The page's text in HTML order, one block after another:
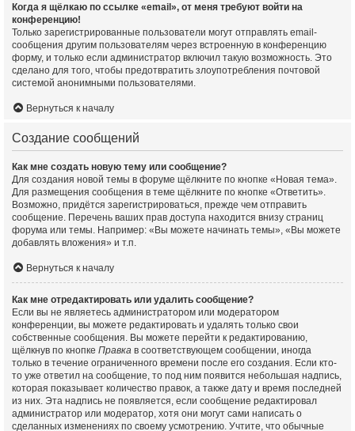
Когда я щёлкаю по ссылке «email», от меня требуют войти на
конференцию!
Только зарегистрированные пользователи могут отправлять email-
сообщения другим пользователям через встроенную в конференцию
форму, и только если администратор включил такую возможность. Это
сделано для того, чтобы предотвратить злоупотребления почтовой
системой анонимными пользователями.
Вернуться к началу
Создание сообщений
Как мне создать новую тему или сообщение?
Для создания новой темы в форуме щёлкните по кнопке «Новая тема».
Для размещения сообщения в теме щёлкните по кнопке «Ответить».
Возможно, придётся зарегистрироваться, прежде чем отправить
сообщение. Перечень ваших прав доступа находится внизу страниц
форума или темы. Например: «Вы можете начинать темы», «Вы можете
добавлять вложения» и т.п.
Вернуться к началу
Как мне отредактировать или удалить сообщение?
Если вы не являетесь администратором или модератором
конференции, вы можете редактировать и удалять только свои
собственные сообщения. Вы можете перейти к редактированию,
щёлкнув по кнопке Правка в соответствующем сообщении, иногда
только в течение ограниченного времени после его создания. Если кто-
то уже ответил на сообщение, то под ним появится небольшая надпись,
которая показывает количество правок, а также дату и время последней
из них. Эта надпись не появляется, если сообщение редактировал
администратор или модератор, хотя они могут сами написать о
сделанных изменениях по своему усмотрению. Учтите, что обычные